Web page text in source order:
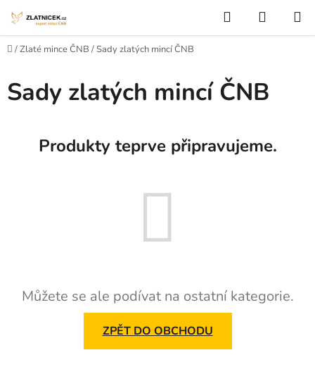
Hledat
Domů
/Zlaté mince ČNB /Sady zlatých mincí ČNB
Sady zlatých mincí ČNB
Produkty teprve připravujeme.
Můžete se ale podívat na ostatní kategorie.
ZPĚT DO OBCHODU